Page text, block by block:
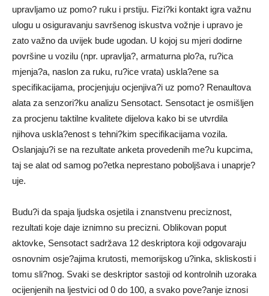
upravljamo uz pomo? ruku i prstiju. Fizi?ki kontakt igra važnu
ulogu u osiguravanju savršenog iskustva vožnje i upravo je
zato važno da uvijek bude ugodan. U kojoj su mjeri dodirne
površine u vozilu (npr. upravlja?, armaturna plo?a, ru?ica
mjenja?a, naslon za ruku, ru?ice vrata) uskla?ene sa
specifikacijama, procjenjuju ocjenjiva?i uz pomo? Renaultova
alata za senzori?ku analizu Sensotact. Sensotact je osmišljen
za procjenu taktilne kvalitete dijelova kako bi se utvrdila
njihova uskla?enost s tehni?kim specifikacijama vozila.
Oslanjaju?i se na rezultate anketa provedenih me?u kupcima,
taj se alat od samog po?etka neprestano poboljšava i unaprje?
uje.
Budu?i da spaja ljudska osjetila i znanstvenu preciznost,
rezultati koje daje iznimno su precizni. Oblikovan poput
aktovke, Sensotact sadržava 12 deskriptora koji odgovaraju
osnovnim osje?ajima krutosti, memorijskog u?inka, skliskosti i
tomu sli?nog. Svaki se deskriptor sastoji od kontrolnih uzoraka
ocijenjenih na ljestvici od 0 do 100, a svako pove?anje iznosi